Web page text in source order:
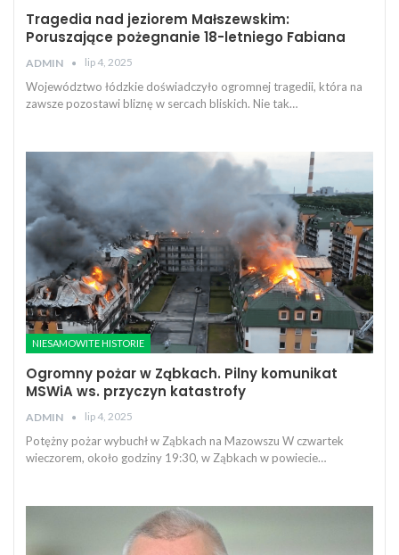
Tragedia nad jeziorem Małszewskim:
Poruszające pożegnanie 18-letniego Fabiana
ADMIN lip 4, 2025
Województwo łódzkie doświadczyło ogromnej tragedii, która na
zawsze pozostawi bliznę w sercach bliskich. Nie tak…
NIESAMOWITE HISTORIE
Ogromny pożar w Ząbkach. Pilny komunikat
MSWiA ws. przyczyn katastrofy
ADMIN lip 4, 2025
Potężny pożar wybuchł w Ząbkach na Mazowszu W czwartek
wieczorem, około godziny 19:30, w Ząbkach w powiecie…